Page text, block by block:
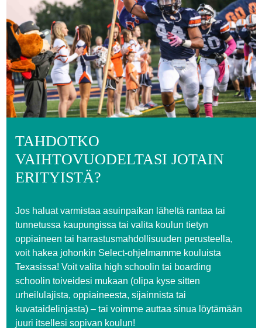
TAHDOTKO
VAIHTOVUODELTASI JOTAIN
ERITYISTÄ?
Jos haluat varmistaa asuinpaikan läheltä rantaa tai
tunnetussa kaupungissa tai valita koulun tietyn
oppiaineen tai harrastusmahdollisuuden perusteella,
voit hakea johonkin Select-ohjelmamme kouluista
Texasissa! Voit valita high schoolin tai boarding
schoolin toiveidesi mukaan (olipa kyse sitten
urheilulajista, oppiaineesta, sijainnista tai
kuvataidelinjasta) – tai voimme auttaa sinua löytämään
juuri itsellesi sopivan koulun!